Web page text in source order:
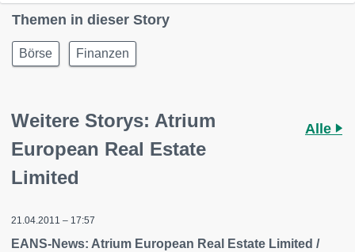
Themen in dieser Story
Börse Finanzen
Weitere Storys: Atrium
European Real Estate
Limited
Alle
21.04.2011 – 17:57
EANS-News: Atrium European Real Estate Limited /